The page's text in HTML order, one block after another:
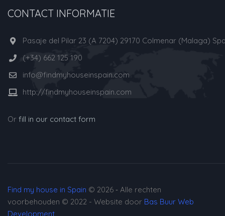
CONTACT INFORMATIE
Pasaje del Pilar 23 (A 7204) 29170 Colmenar (Malaga)
(+34) 662 125 190
info@findmyhouseinspain.com
http://findmyhouseinspain.com
Or fill in our contact form
Find my house in Spain © 2026 ‐ Alle rechten
voorbehouden © 2022 - Website door Bas Buur Web
Development